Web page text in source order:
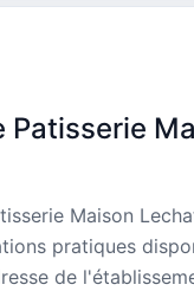
Patisserie
Maison
pratiques
de